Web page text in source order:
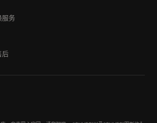
服务
后